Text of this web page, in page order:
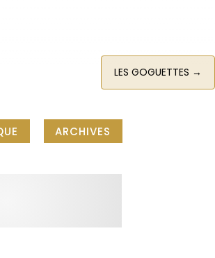
LES GOGUETTES →
ARCHIVES